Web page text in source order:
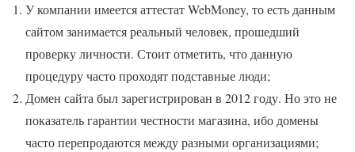
У компании имеется аттестат WebMoney, то есть данным
сайтом занимается реальный человек, прошедший
проверку личности. Стоит отметить, что данную
процедуру часто проходят подставные люди;
Домен сайта был зарегистрирован в 2012 году. Но это не
показатель гарантии честности магазина, ибо домены
часто перепродаются между разными организациями;